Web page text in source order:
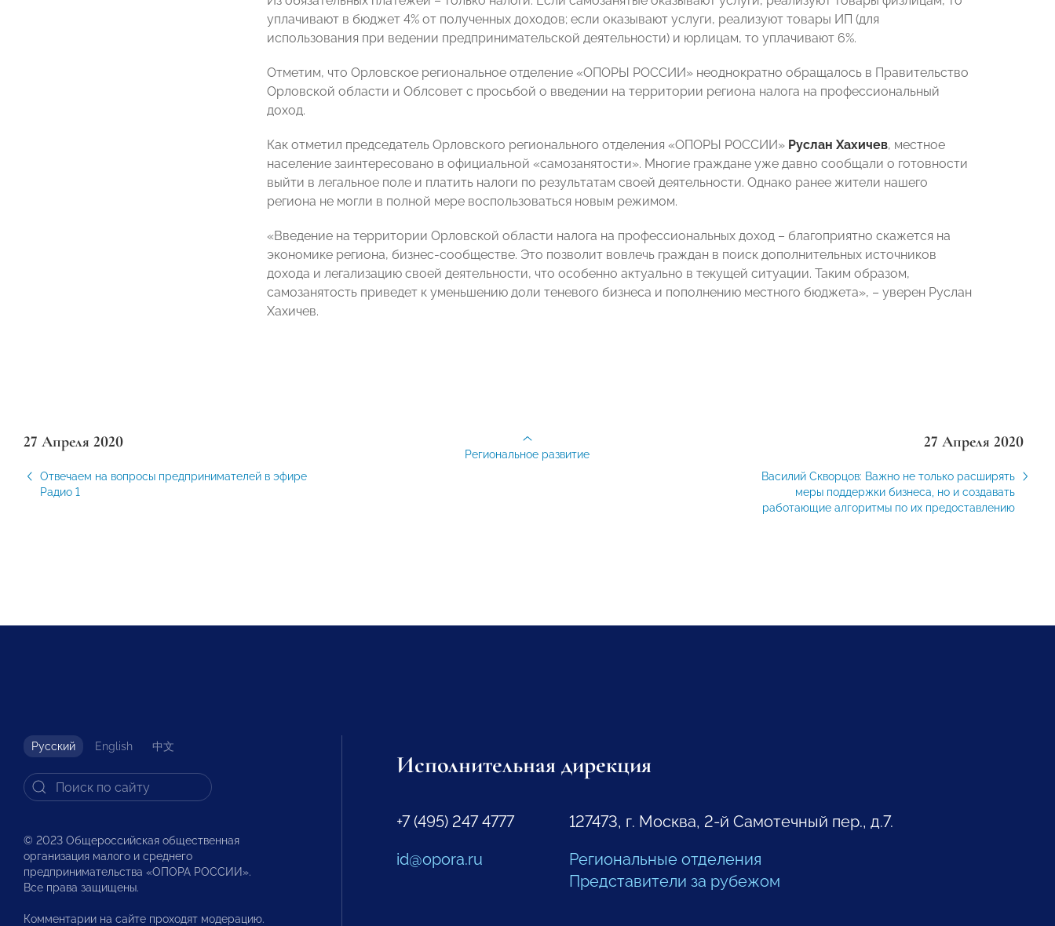
уплачивают в бюджет 4% от полученных доходов; если оказывают услуги, реализуют товары ИП (для
использования при ведении предпринимательской деятельности) и юрлицам, то уплачивают 6%.
Отметим, что Орловское региональное отделение «ОПОРЫ РОССИИ» неоднократно обращалось в Правительство
Орловской области и Облсовет с просьбой о введении на территории региона налога на профессиональный
доход.
Как отметил председатель Орловского регионального отделения «ОПОРЫ РОССИИ» Руслан Хахичев, местное
население заинтересовано в официальной «самозанятости». Многие граждане уже давно сообщали о готовности
выйти в легальное поле и платить налоги по результатам своей деятельности. Однако ранее жители нашего
региона не могли в полной мере воспользоваться новым режимом.
«Введение на территории Орловской области налога на профессиональных доход – благоприятно скажется на
экономике региона, бизнес-сообществе. Это позволит вовлечь граждан в поиск дополнительных источников
дохода и легализацию своей деятельности, что особенно актуально в текущей ситуации. Таким образом,
самозанятость приведет к уменьшению доли теневого бизнеса и пополнению местного бюджета», – уверен Руслан
Хахичев.
27 Апреля 2020
Отвечаем на вопросы предпринимателей в эфире
Радио 1
27 Апреля 2020
Василий Скворцов: Важно не только расширять
меры поддержки бизнеса, но и создавать
работающие алгоритмы по их предоставлению
Региональное развитие
Русский English 中文
© 2023 Общероссийская общественная
организация малого и среднего
предпринимательства «ОПОРА РОССИИ».
Все права защищены.
Комментарии на сайте проходят модерацию.
Исполнительная дирекция
+7 (495) 247 4777
id@opora.ru
127473, г. Москва, 2-й Самотечный пер., д.7.
Региональные отделения
Представители за рубежом